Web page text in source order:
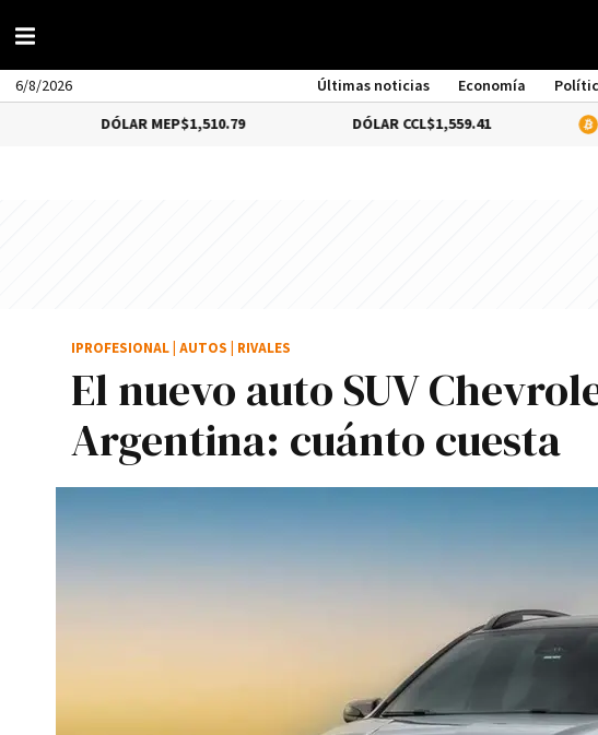
6/8/2026 Últimas noticias Economía
$1,510.79 $1,559.41 -
El nuevo auto SUV
Argentina: cuánto cuesta
IPROFESIONAL AUTOS RIVALES